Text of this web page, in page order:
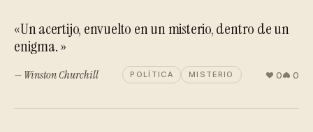
«Un acertijo, envuelto en un misterio, dentro de un
enigma. »
— Winston Churchill POLÍTICA MISTERIO 0 0